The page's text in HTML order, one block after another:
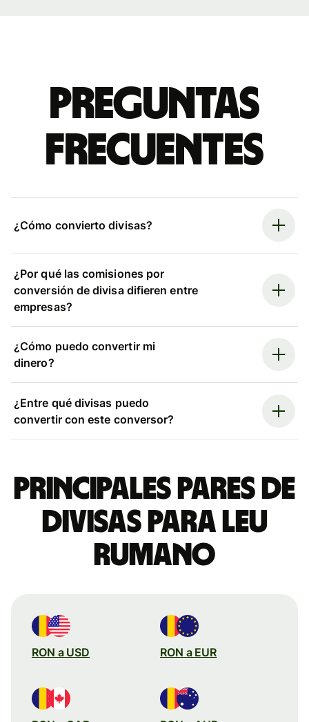
Preguntas
frecuentes
¿Cómo convierto divisas?
¿Por qué las comisiones por
conversión de divisa difieren entre
empresas?
¿Cómo puedo convertir mi
dinero?
¿Entre qué divisas puedo
convertir con este conversor?
Principales pares de
divisas para leu
rumano
RON a USD RON a EUR